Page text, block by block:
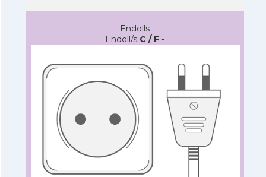
Endolls
Endoll/s C / F-